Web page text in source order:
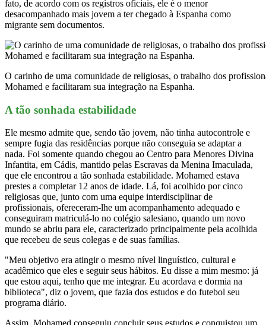
fato, de acordo com os registros oficiais, ele é o menor
desacompanhado mais jovem a ter chegado à Espanha como
migrante sem documentos.
O carinho de uma comunidade de religiosas, o trabalho dos
Mohamed e facilitaram sua integração na Espanha.
A tão sonhada estabilidade
Ele mesmo admite que, sendo tão jovem, não tinha autocontrole e
sempre fugia das residências porque não conseguia se adaptar a
nada. Foi somente quando chegou ao Centro para Menores Divina
Infantita, em Cádis, mantido pelas Escravas da Menina Imaculada,
que ele encontrou a tão sonhada estabilidade. Mohamed estava
prestes a completar 12 anos de idade. Lá, foi acolhido por cinco
religiosas que, junto com uma equipe interdisciplinar de
profissionais, ofereceram-lhe um acompanhamento adequado e
conseguiram matriculá-lo no colégio salesiano, quando um novo
mundo se abriu para ele, caracterizado principalmente pela acolhida
que recebeu de seus colegas e de suas famílias.
"Meu objetivo era atingir o mesmo nível linguístico, cultural e
acadêmico que eles e seguir seus hábitos. Eu disse a mim mesmo: já
que estou aqui, tenho que me integrar. Eu acordava e dormia na
biblioteca", diz o jovem, que fazia dos estudos e do futebol seu
programa diário.